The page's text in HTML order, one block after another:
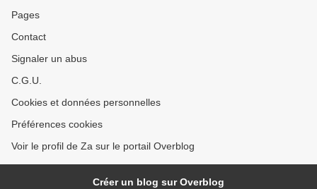
Pages
Contact
Signaler un abus
C.G.U.
Cookies et données personnelles
Préférences cookies
Voir le profil de Za sur le portail Overblog
Créer un blog sur Overblog